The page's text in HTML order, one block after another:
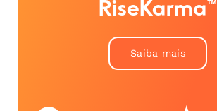
RiseKarma™
Saiba mais